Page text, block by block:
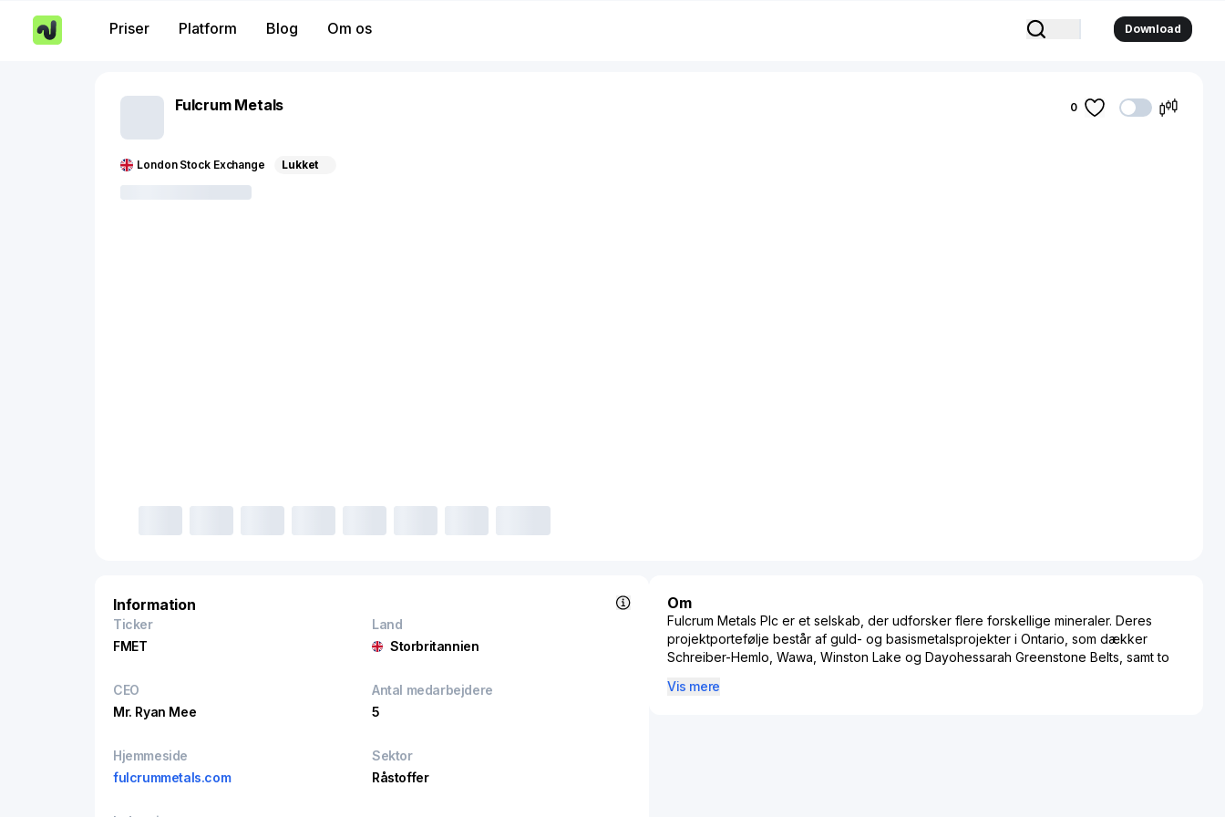
Priser Platform Blog Om os Download
Fulcrum Metals
London Stock Exchange Lukket
0
Information
Ticker
FMET
Land
Storbritannien
CEO
Mr. Ryan Mee
Antal medarbejdere
5
Hjemmeside
fulcrummetals.com
Sektor
Råstoffer
Om
Fulcrum Metals Plc er et selskab, der udforsker flere forskellige mineraler. Deres
projektportefølje består af guld- og basismetalsprojekter i Ontario, som dækker
Schreiber-Hemlo, Wawa, Winston Lake og Dayohessarah Greenstone Belts, samt to
Vis mere